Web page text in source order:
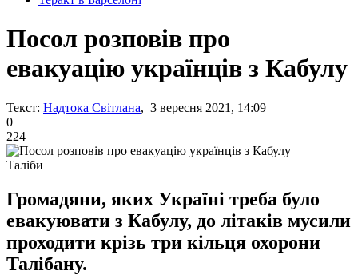
Посол розповів про
евакуацію українців з Кабулу
Текст: Надтока Світлана, 3 вересня 2021, 14:09
0
224
Таліби
Громадяни, яких Україні треба було
евакуювати з Кабулу, до літаків мусили
проходити крізь три кільця охорони
Талібану.